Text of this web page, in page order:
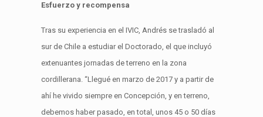
Esfuerzo y recompensa
Tras su experiencia en el IVIC, Andrés se trasladó al
sur de Chile a estudiar el Doctorado, el que incluyó
extenuantes jornadas de terreno en la zona
cordillerana. “Llegué en marzo de 2017 y a partir de
ahí he vivido siempre en Concepción, y en terreno,
debemos haber pasado, en total, unos 45 o 50 días